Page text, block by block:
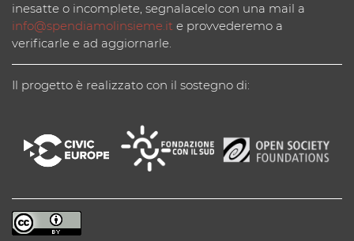
inesatte o incomplete, segnalacelo con una mail a
info@spendiamolinsieme.it e provvederemo a
verificarle e ad aggiornarle.
Il progetto è realizzato con il sostegno di: